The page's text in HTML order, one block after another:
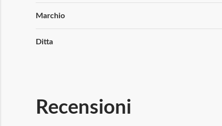
Informazioni
Marchio
Ditta
Recensioni